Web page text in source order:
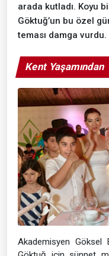
arada kutladı. Koyu
Göktuğ’un bu özel
teması damga vurdu.
Kent Yaşamından
Akademisyen Göksel